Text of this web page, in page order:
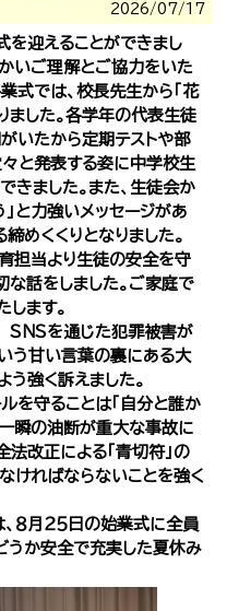
2026/07/17
式を迎えることができまし
いご理解とご協力をいた
式では、校長先生から「花
ました。各学年の代表生徒
いたから定期テストや部
々と発表する姿に中学校生
きました。また、生徒会か
と力強いメッセージがあ
締めくくりとなりました。
担当より生徒の安全を守
な話をしました。ご家庭で
します。
ＳＮＳを通じた犯罪被害が
いう甘い言葉の裏にある大
う強く訴えました。
を守ることは「自分と誰か
一瞬の油断が重大な事故に
改正による「青切符」の
ければならないことを強く
８月２５日の始業式に全員
うか安全で充実した夏休み